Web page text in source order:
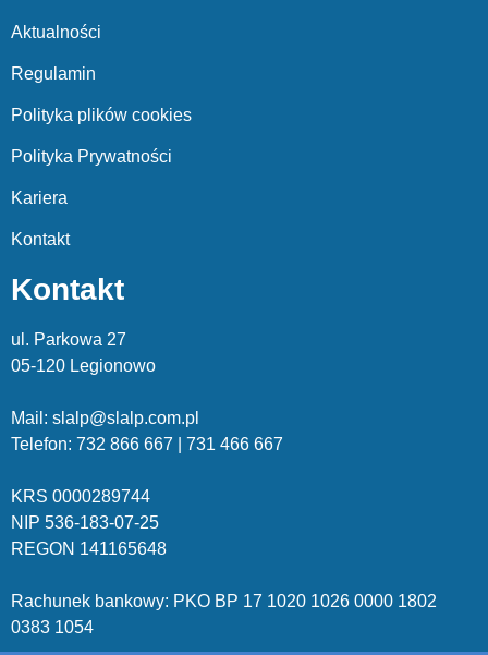
Aktualności
Regulamin
Polityka plików cookies
Polityka Prywatności
Kariera
Kontakt
Kontakt
ul. Parkowa 27
05-120 Legionowo
Mail: slalp@slalp.com.pl
Telefon: 732 866 667 | 731 466 667
KRS 0000289744
NIP 536-183-07-25
REGON 141165648
Rachunek bankowy: PKO BP 17 1020 1026 0000 1802
0383 1054